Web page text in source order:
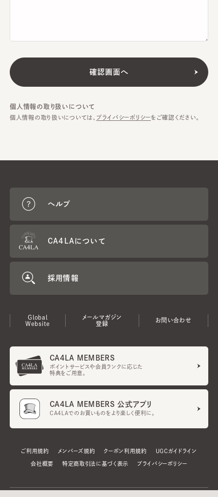
個人情報の取り扱いについて
個人情報の取り扱いについては、 プライバシーポリシーをご確認ください。
ヘルプ
CA4LAについて
採用情報
Global
Website
メールマガジン
登録
お問い合わせ
CA4LA MEMBERS
ポイントサービスや会員ランクに応じた
特典をご用意。
CA4LA MEMBERS 公式アプリ
CA4LAでのお買いものをより楽しく便利に。
ご利用規約 メンバーズ規約 クーポン利用規約 UGCガイドライン
会社概要 特定商取引法に基づく表示 プライバシーポリシー